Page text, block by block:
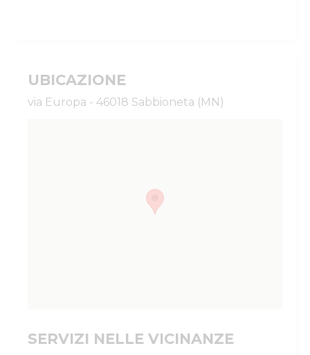
UBICAZIONE
via Europa - 46018 Sabbioneta (MN)
SERVIZI NELLE VICINANZE